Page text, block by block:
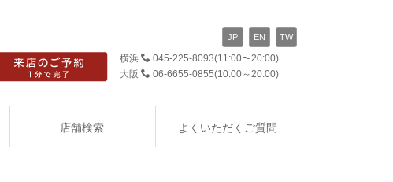
横浜 045-225-8093(11:00〜20:00)
大阪
06-6655-0855(10:00～20:00)
JP EN TW
店舗検索 よくいただくご質問